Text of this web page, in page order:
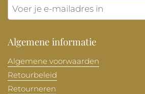
Algemene informatie
Algemene voorwaarden
Retourbeleid
Retourneren